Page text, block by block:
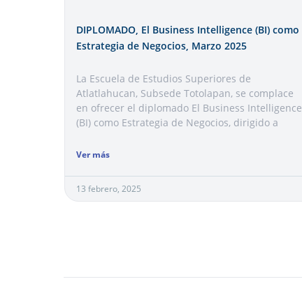
DIPLOMADO, El Business Intelligence (BI) como
Estrategia de Negocios, Marzo 2025
La Escuela de Estudios Superiores de
Atlatlahucan, Subsede Totolapan, se complace
en ofrecer el diplomado El Business Intelligence
(BI) como Estrategia de Negocios, dirigido a
Ver más
13 febrero, 2025